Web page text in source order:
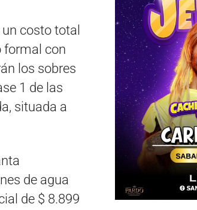
costo total
formal con
los sobres
1 de las
situada a
de agua
de $ 8.899